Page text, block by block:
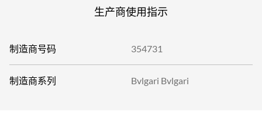
生产商使用指示
制造商号码 354731
制造商系列 Bvlgari Bvlgari